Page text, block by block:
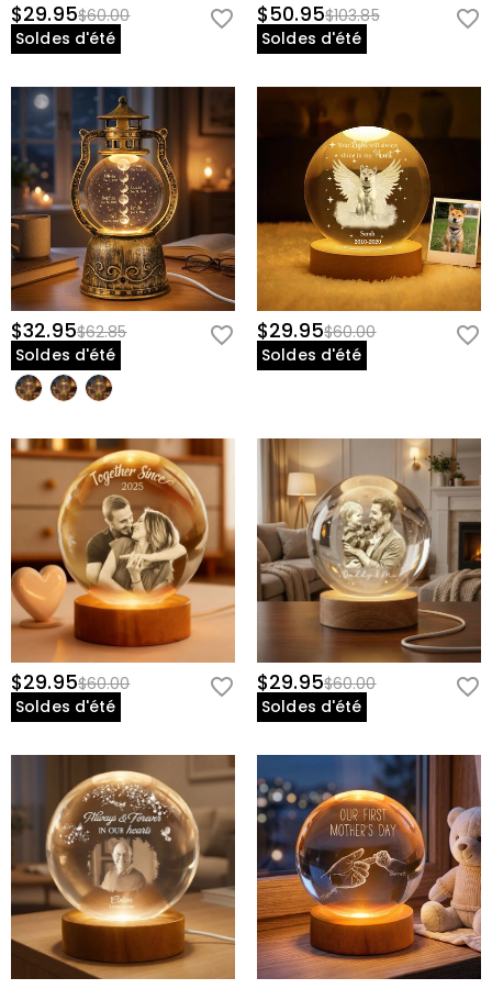
$29.95$60.00
Soldes d'été
$50.95$103.85
Soldes d'été
$32.95$62.85
Soldes d'été
$29.95$60.00
Soldes d'été
$29.95$60.00
Soldes d'été
$29.95$60.00
Soldes d'été